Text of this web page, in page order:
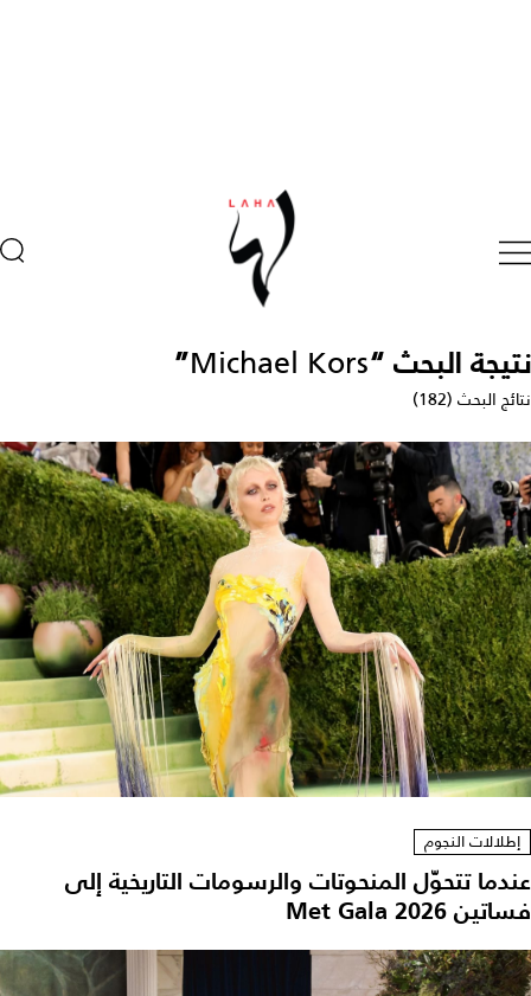
نتيجة البحث “Michael Kors
”
نتائج البحث (182)
إطلالات النجوم
عندما تتحوّل المنحوتات والرسومات التاريخية إلى
فساتين Met Gala 2026